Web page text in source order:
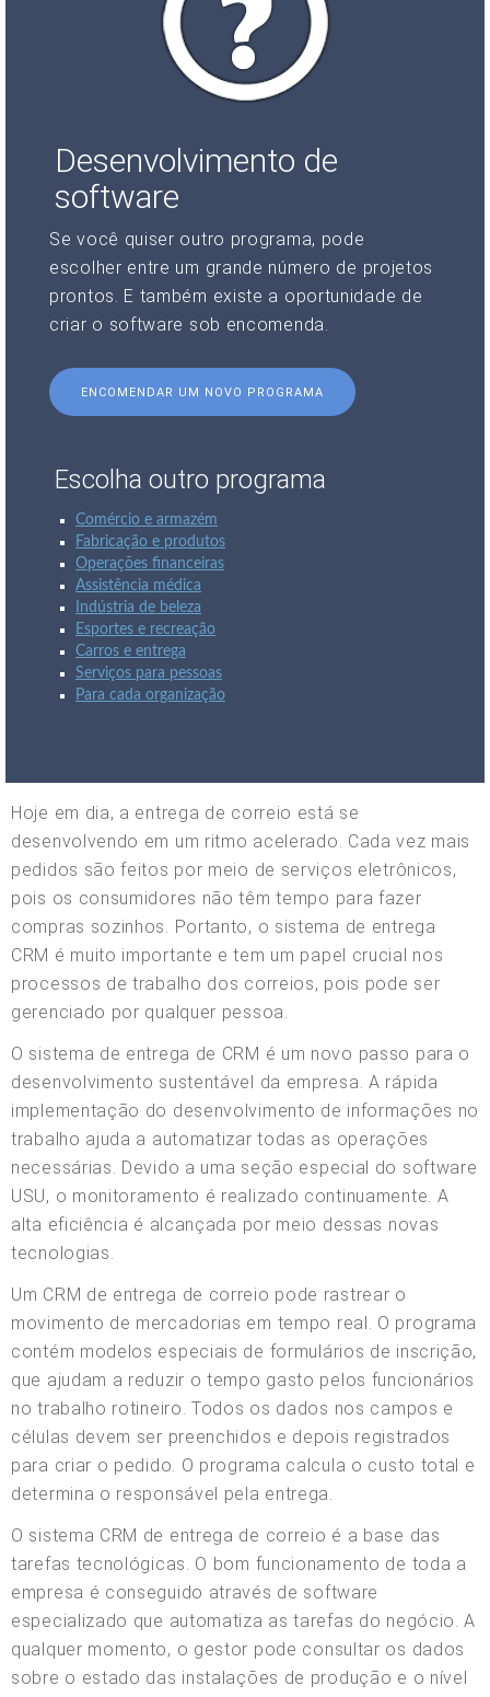
Desenvolvimento de
software
Se você quiser outro programa, pode
escolher entre um grande número de projetos
prontos. E também existe a oportunidade de
criar o software sob encomenda.
ENCOMENDAR UM NOVO PROGRAMA
Escolha outro programa
Comércio e armazém
Fabricação e produtos
Operações financeiras
Assistência médica
Indústria de beleza
Esportes e recreação
Carros e entrega
Serviços para pessoas
Para cada organização
Hoje em dia, a entrega de correio está se
desenvolvendo em um ritmo acelerado. Cada vez mais
pedidos são feitos por meio de serviços eletrônicos,
pois os consumidores não têm tempo para fazer
compras sozinhos. Portanto, o sistema de entrega
CRM é muito importante e tem um papel crucial nos
processos de trabalho dos correios, pois pode ser
gerenciado por qualquer pessoa.
O sistema de entrega de CRM é um novo passo para o
desenvolvimento sustentável da empresa. A rápida
implementação do desenvolvimento de informações no
trabalho ajuda a automatizar todas as operações
necessárias. Devido a uma seção especial do software
USU, o monitoramento é realizado continuamente. A
alta eficiência é alcançada por meio dessas novas
tecnologias.
Um CRM de entrega de correio pode rastrear o
movimento de mercadorias em tempo real. O programa
contém modelos especiais de formulários de inscrição,
que ajudam a reduzir o tempo gasto pelos funcionários
no trabalho rotineiro. Todos os dados nos campos e
células devem ser preenchidos e depois registrados
para criar o pedido. O programa calcula o custo total e
determina o responsável pela entrega.
O sistema CRM de entrega de correio é a base das
tarefas tecnológicas. O bom funcionamento de toda a
empresa é conseguido através de software
especializado que automatiza as tarefas do negócio. A
qualquer momento, o gestor pode consultar os dados
sobre o estado das instalações de produção e o nível